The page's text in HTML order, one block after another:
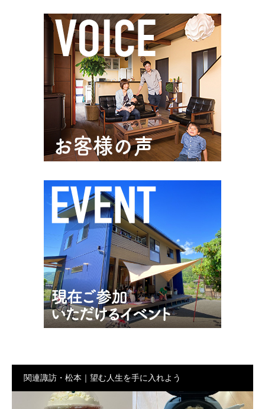
関連諏訪・松本｜望む人生を手に入れよう